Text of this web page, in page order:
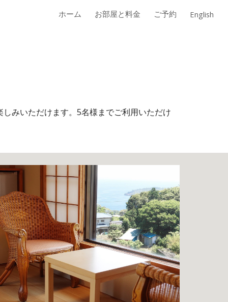
ホーム お部屋と料金 ご予約 English
みいただけます。5名様までご利用いただけ